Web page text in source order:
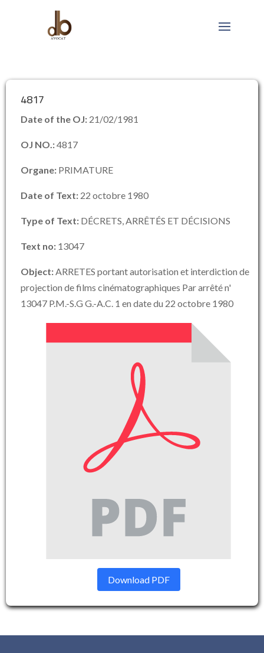
4817
Date of the OJ: 21/02/1981
OJ NO.:4817
Organe: PRIMATURE
Date of Text: 22 octobre 1980
Type of Text: DÉCRETS, ARRÊTÉS ET DÉCISIONS
Text no: 13047
Object:ARRETES portant autorisation et interdiction de
projection de films cinématographiques Par arrêté n'
13047 P.M.-S.G G.-A.C. 1 en date du 22 octobre 1980
Download PDF